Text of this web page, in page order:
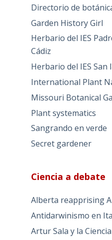
Directorio de
Garden History Girl
Herbario del IES
Cádiz
Herbario del IES San
International Plant
Missouri Botanical
Plant systematics
Sangrando en verde
Secret gardener
Ciencia a debate
Alberta reapprising
Antidarwinismo en
Artur Sala y la